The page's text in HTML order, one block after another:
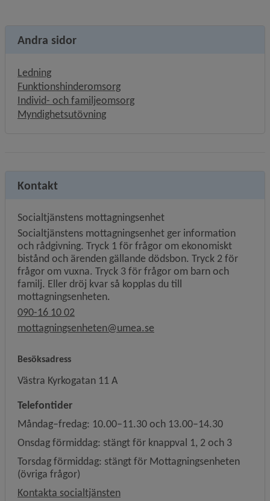
Andra sidor
Ledning
Funktionshinderomsorg
Individ- och familjeomsorg
Myndighetsutövning
Kontakt
Socialtjänstens mottagningsenhet
Socialtjänstens mottagningsenhet ger information
och rådgivning. Tryck 1 för frågor om ekonomiskt
bistånd och ärenden gällande dödsbon. Tryck 2 för
frågor om vuxna. Tryck 3 för frågor om barn och
familj. Eller dröj kvar så kopplas du till
mottagningsenheten.
090-16 10 02
mottagningsenheten@umea.se
Besöksadress
Västra Kyrkogatan 11 A
Telefontider
Måndag–fredag: 10.00–11.30 och 13.00–14.30
Onsdag förmiddag: stängt för knappval 1, 2 och 3
Torsdag förmiddag: stängt för Mottagningsenheten
(övriga frågor)
Kontakta socialtjänsten